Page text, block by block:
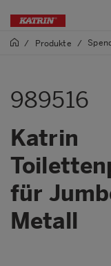
/ Produkte /
989516
Katrin
für
Metall